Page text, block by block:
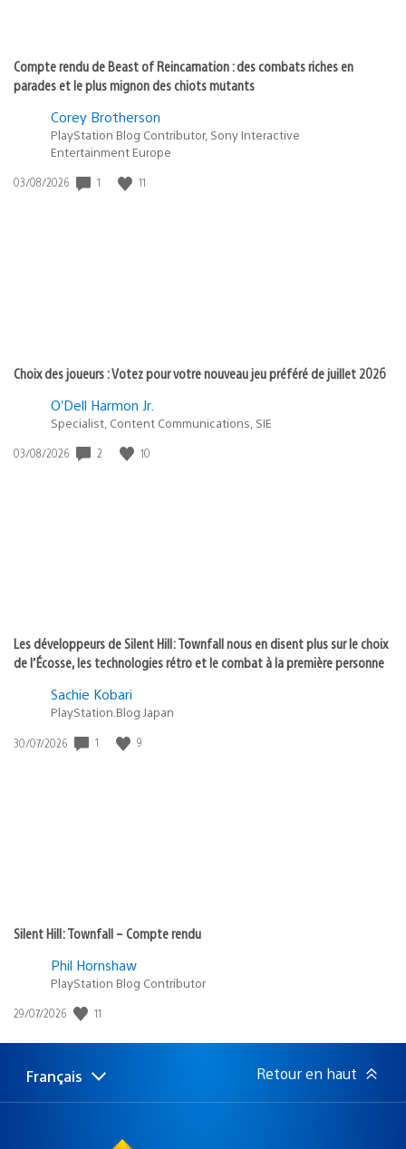
Compte rendu de Beast of Reincarnation : des combats riches en
parades et le plus mignon des chiots mutants
Corey Brotherson
PlayStation Blog Contributor, Sony Interactive
Entertainment Europe
Date
03/08/2026 1 11
Choix des joueurs : Votez pour votre nouveau jeu préféré de juillet 2026
O’Dell Harmon Jr.
Specialist, Content Communications, SIE
Date
03/08/2026 2 10
Les développeurs de Silent Hill: Townfall nous en disent plus sur le choix
de l’Écosse, les technologies rétro et le combat à la première personne
Sachie Kobari
PlayStation.Blog Japan
Date
30/07/2026 1 9
Silent Hill: Townfall – Compte rendu
Phil Hornshaw
PlayStation Blog Contributor
Date
publication
29/07/2026 11
Choisir
Région
Français Retour en haut